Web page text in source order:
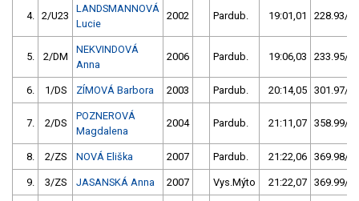
4. 2/U23
LANDSMANNOVÁ
Lucie
2002 Pardub. 19:01,01 228.93/
5. 2/DM
NEKVINDOVÁ
Anna
2006 Pardub. 19:06,03 233.95/
6. 1/DS ZÍMOVÁ Barbora 2003 Pardub. 20:14,05 301.97/
7. 2/DS
POZNEROVÁ
Magdalena
2004 Pardub. 21:11,07 358.99/
8. 2/ZS NOVÁ Eliška 2007 Pardub. 21:22,06 369.98/
9. 3/ZS JASANSKÁ Anna 2007 Vys.Mýto 21:22,07 369.99/